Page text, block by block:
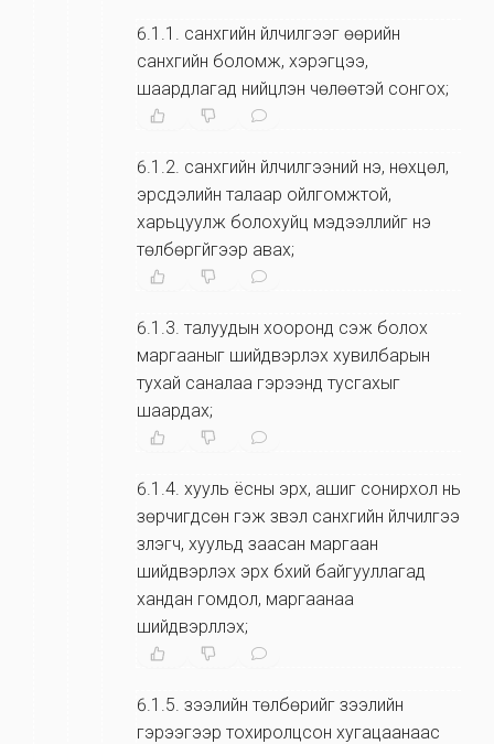
6.1.1 . санхүүгийн үйлчилгээг өөрийн
санхүүгийн боломж, хэрэгцээ,
шаардлагад нийцүүлэн чөлөөтэй сонгох;
6.1.2. санхүүгийн үйлчилгээний үнэ, нөхцөл,
эрсдэлийн талаар ойлгомжтой,
харьцуулж болохуйц мэдээллийг үнэ
төлбөргүйгээр авах;
6.1.3. талуудын хооронд үүсэж болох
маргааныг шийдвэрлэх хувилбарын
тухай саналаа гэрээнд тусгахыг
шаардах;
6.1.4. хууль ёсны эрх, ашиг сонирхол нь
зөрчигдсөн гэж үзвэл санхүүгийн үйлчилгээ
үзүүлэгч, хуульд заасан маргаан
шийдвэрлэх эрх бүхий байгууллагад
хандан гомдол, маргаанаа
шийдвэрлүүлэх;
6.1.5. зээлийн төлбөрийг зээлийн
гэрээгээр тохиролцсон хугацаанаас